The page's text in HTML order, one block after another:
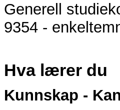
Generell
9354 -
Hva lærer du
Kunnskap -